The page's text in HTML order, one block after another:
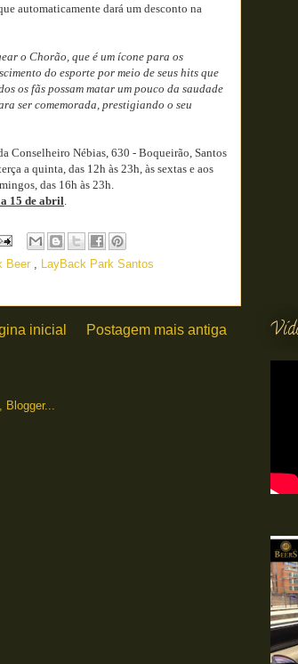
automaticamente dará um desconto na
o Chorão, que é um ícone para os
do esporte por meio de seus hits que
os fãs possam matar um pouco da saudade
ser comemorada, prestigiando o seu
Conselheiro Nébias, 630 - Boqueirão, Santos
a quinta, das 12h às 23h, às sextas e aos
das 16h às 23h.
15 de abril.
Beer , LayBack Park Santos
Postagem mais antiga
inicial